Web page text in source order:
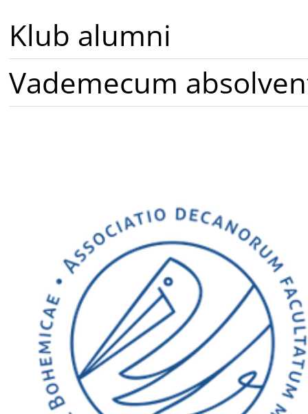
Klub alumni
Vademecum